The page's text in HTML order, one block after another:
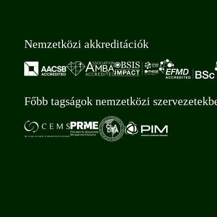
Nemzetközi akkreditációk
Főbb tagságok nemzetközi